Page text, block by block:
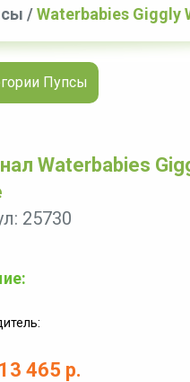
/Waterbabies Giggly
Пупсы
Waterbabies
25730
13 465 р.